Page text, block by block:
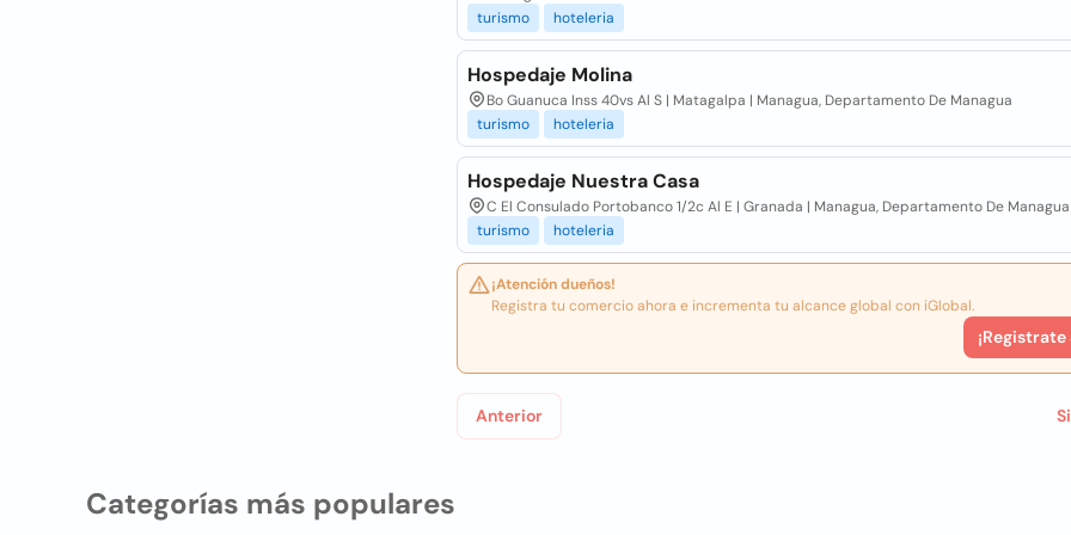
turismo
hoteleria
Hospedaje Molina
Bo Guanuca Inss 40vs Al S | Matagalpa | Managua, Departamento De Managua
turismo
hoteleria
Hospedaje Nuestra Casa
C El Consulado Portobanco 1/2c Al E | Granada | Managua, Departamento De Managua
turismo
hoteleria
¡Atención dueños!
Registra tu comercio ahora e incrementa tu alcance global con iGlobal.
¡Registrate
Anterior
Categorías más populares